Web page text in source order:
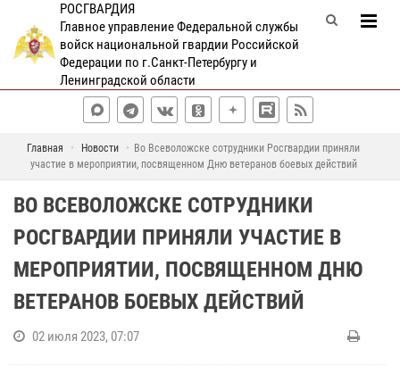
РОСГВАРДИЯ
Главное управление Федеральной службы
войск национальной гвардии Российской
Федерации по г.Санкт-Петербургу и
Ленинградской области
Главная Новости
Во Всеволожске сотрудники Росгвардии приняли
участие в мероприятии, посвященном Дню ветеранов боевых действий
ВО ВСЕВОЛОЖСКЕ СОТРУДНИКИ
РОСГВАРДИИ ПРИНЯЛИ УЧАСТИЕ В
МЕРОПРИЯТИИ, ПОСВЯЩЕННОМ ДНЮ
ВЕТЕРАНОВ БОЕВЫХ ДЕЙСТВИЙ
02 июля 2023, 07:07